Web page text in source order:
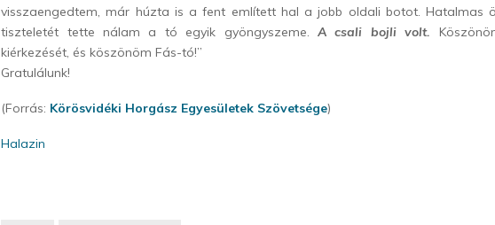
visszaengedtem, már húzta is a fent említett hal a jobb oldali botot. Hatalmas
tiszteletét tette nálam a tó egyik gyöngyszeme. A csali bojli volt.
kiérkezését, és köszönöm Fás-tó!”
Gratulálunk!
(Forrás: Körösvidéki Horgász Egyesületek Szövetsége)
Halazin